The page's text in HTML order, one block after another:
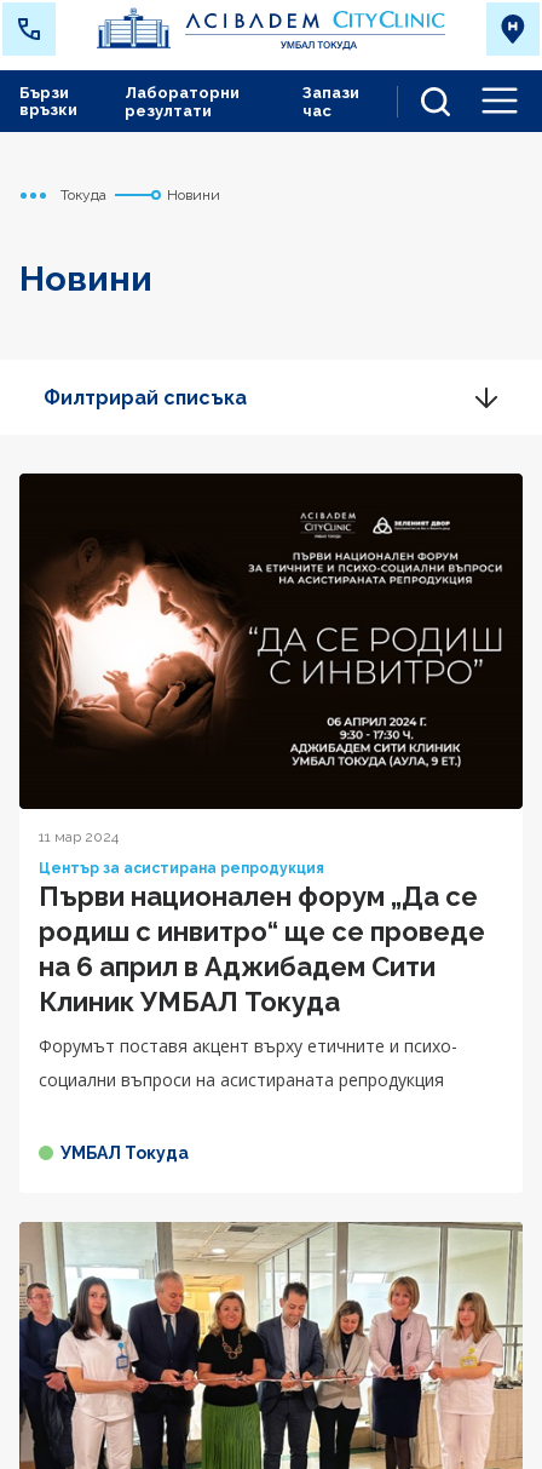
Лабораторни
резултати
Запази
час
Бързи
връзки
Начало
Токуда Новини
Новини
Филтрирай списъка
11 мар 2024
Център за асистирана репродукция
Първи национален форум „Да се
родиш с инвитро“ ще се проведе
на 6 април в Аджибадем Сити
Клиник УМБАЛ Токуда
Форумът поставя акцент върху етичните и психо-
социални въпроси на асистираната репродукция
УМБАЛ Токуда